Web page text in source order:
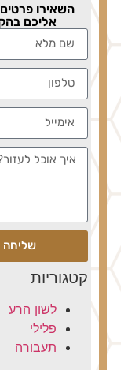
השאירו פרטים
אליכם בהקדם
שליחה
קטגוריות
לשון הרע
פלילי
תעבורה